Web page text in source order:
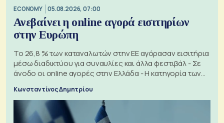
ECONOMY 05.08.2026, 07:00
Ανεβαίνει η online αγορά εισιτηρίων
στην Ευρώπη
Το 26,8 % των καταναλωτών στην ΕΕ αγόρασαν εισιτήρια
μέσω διαδικτύου για συναυλίες και άλλα φεστιβάλ - Σε
άνοδο οι online αγορές στην Ελλάδα - Η κατηγορία των
Κωνσταντίνος Δημητρίου